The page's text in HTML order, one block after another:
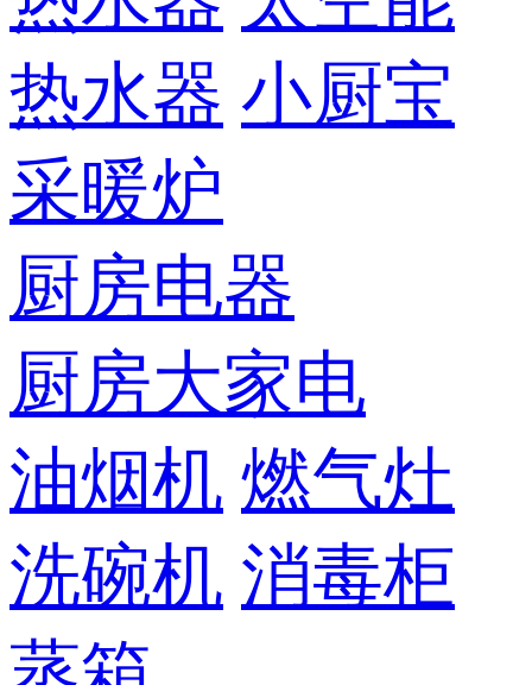
热水器 小厨宝
采暖炉
厨房电器
厨房大家电
油烟机 燃气灶
洗碗机 消毒柜